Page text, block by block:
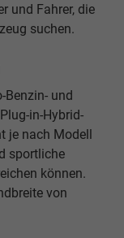
und Fahrer, die
suchen.
Benzin- und
in-Hybrid-
je nach Modell
sportliche
können.
von